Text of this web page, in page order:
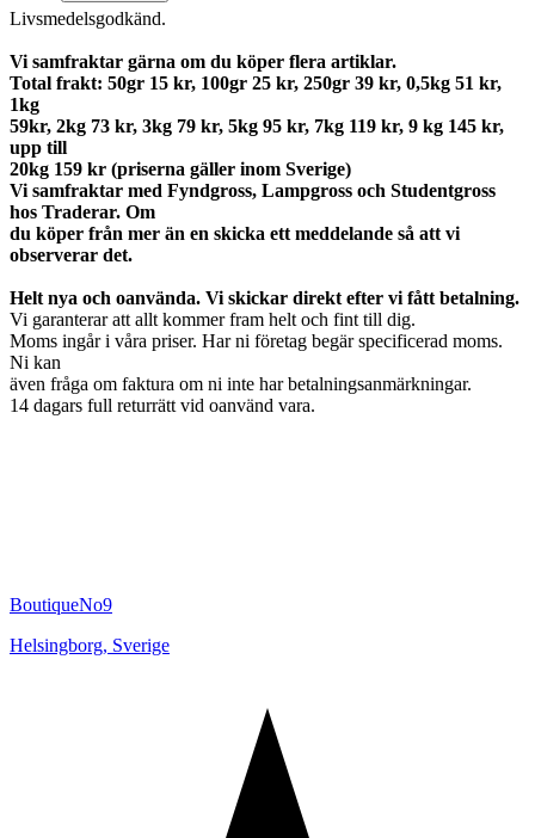
Livsmedelsgodkänd.
Vi samfraktar gärna om du köper flera artiklar.
Total frakt: 50gr 15 kr, 100gr 25 kr, 250gr 39 kr, 0,5kg 51 kr,
1kg
59kr, 2kg 73 kr, 3kg 79 kr, 5kg 95 kr, 7kg 119 kr, 9 kg 145 kr,
upp till
20kg 159 kr (priserna gäller inom Sverige)
Vi samfraktar med Fyndgross, Lampgross och Studentgross
hos Traderar. Om
du köper från mer än en skicka ett meddelande så att vi
observerar det.
Helt nya och oanvända. Vi skickar direkt efter vi fått betalning.
Vi garanterar att allt kommer fram helt och fint till dig.
Moms ingår i våra priser. Har ni företag begär specificerad moms.
Ni kan
även fråga om faktura om ni inte har betalningsanmärkningar.
14 dagars full returrätt vid oanvänd vara.
BoutiqueNo9
Helsingborg, Sverige